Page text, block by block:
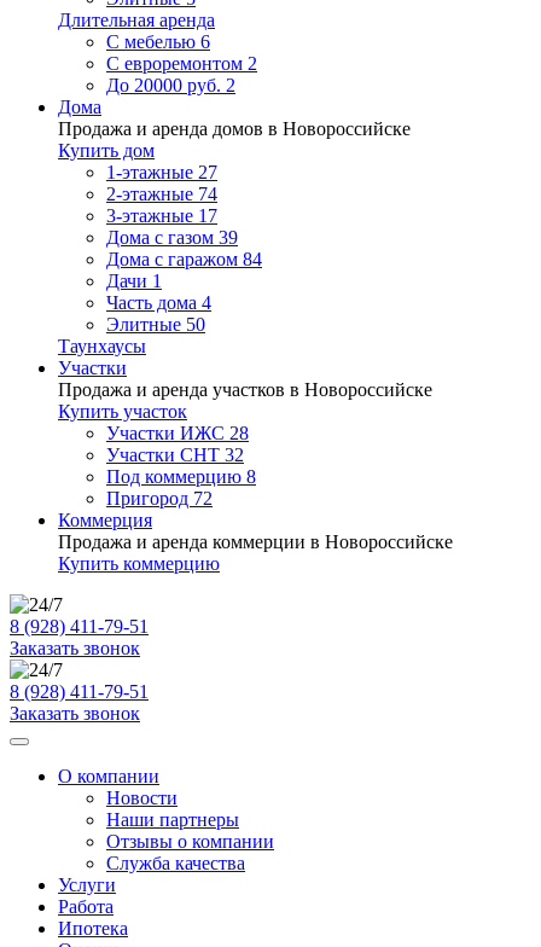
Длительная аренда
С мебелью 6
С евроремонтом 2
До 20000 руб. 2
Дома
Продажа и аренда домов в Новороссийске
Купить дом
1-этажные 27
2-этажные 74
3-этажные 17
Дома с газом 39
Дома с гаражом 84
Дачи 1
Часть дома 4
Элитные 50
Таунхаусы
Участки
Продажа и аренда участков в Новороссийске
Купить участок
Участки ИЖС 28
Участки СНТ 32
Под коммерцию 8
Пригород 72
Коммерция
Продажа и аренда коммерции в Новороссийске
Купить коммерцию
8 (928) 411-79-51
Заказать звонок
8 (928) 411-79-51
Заказать звонок
О компании
Новости
Наши партнеры
Отзывы о компании
Служба качества
Услуги
Работа
Ипотека